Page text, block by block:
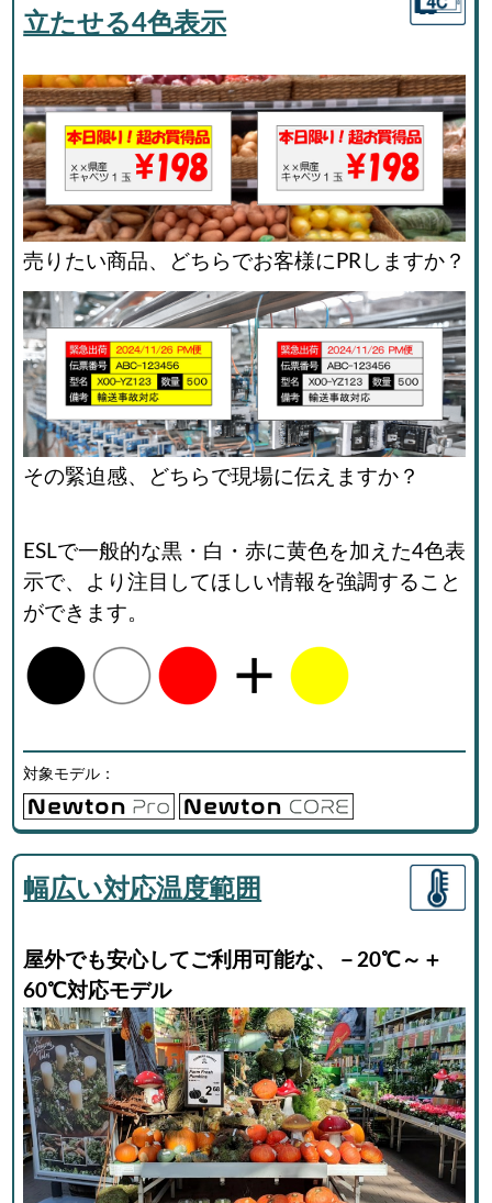
立たせる4色表示
売りたい商品、どちらでお客様にPRしますか？
その緊迫感、どちらで現場に伝えますか？
ESLで一般的な黒・白・赤に黄色を加えた4色表
示で、より注目してほしい情報を強調すること
ができます。
対象モデル：
幅広い対応温度範囲
屋外でも安心してご利用可能な、－20℃～＋
60℃対応モデル